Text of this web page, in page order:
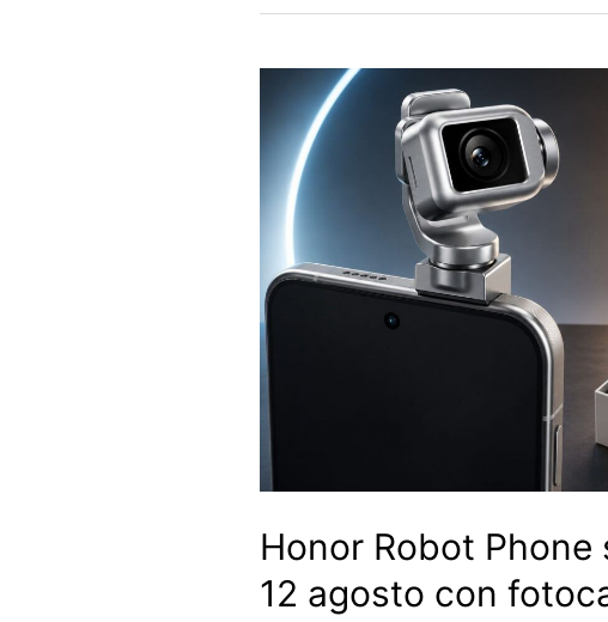
Honor Robot
12 agosto con